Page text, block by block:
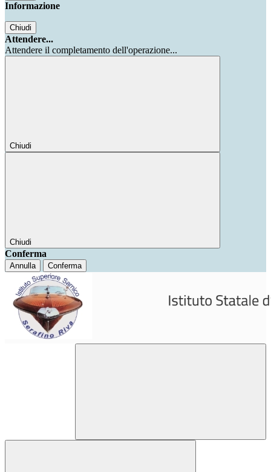
Informazione
Chiudi
Attendere...
Attendere il completamento dell'operazione...
Chiudi
Chiudi
Conferma
Annulla Conferma